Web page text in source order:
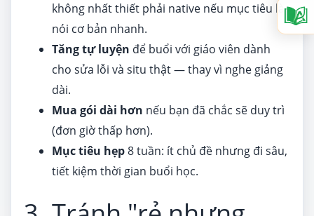
không nhất thiết phải native nếu mục tiêu là
nói cơ bản nhanh.
Tăng tự luyện để buổi với giáo viên dành
cho sửa lỗi và situ thật — thay vì nghe giảng
dài.
Mua gói dài hơn nếu bạn đã chắc sẽ duy trì
(đơn giờ thấp hơn).
Mục tiêu hẹp8 tuần: ít chủ đề nhưng đi sâu,
tiết kiệm thời gian buổi học.